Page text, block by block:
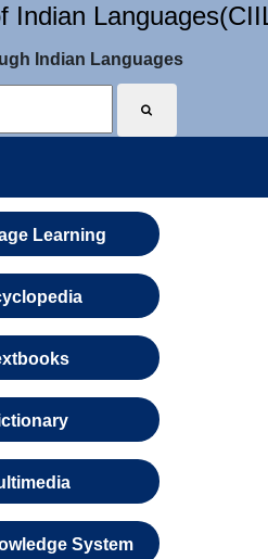
Indian
Indian Languages
Learning
System